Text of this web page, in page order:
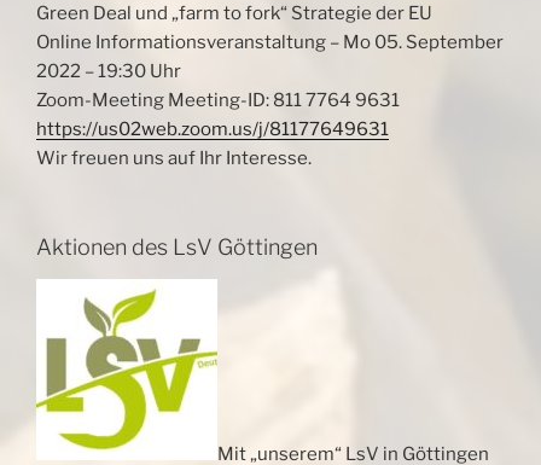
Green Deal und „farm to fork“ Strategie der EU
Online Informationsveranstaltung – Mo 05. September
2022 – 19:30 Uhr
Zoom-Meeting Meeting-ID: 811 7764 9631
https://us02web.zoom.us/j/81177649631
Wir freuen uns auf Ihr Interesse.
Aktionen des LsV Göttingen
Mit „unserem“ LsV in Göttingen